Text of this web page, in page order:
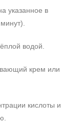
указанное в
водой.
крем или
кислоты и